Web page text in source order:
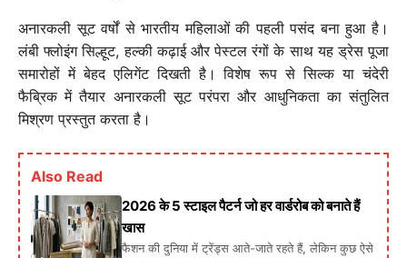
अनारकली सूट वर्षों से भारतीय महिलाओं की पहली पसंद बना हुआ है।
लंबी फ्लोइंग सिल्हूट, हल्की कढ़ाई और पेस्टल रंगों के साथ यह ड्रेस पूजा
समारोहों में बेहद एलिगेंट दिखती है। विशेष रूप से सिल्क या चंदेरी
फैब्रिक में तैयार अनारकली सूट परंपरा और आधुनिकता का संतुलित
मिश्रण प्रस्तुत करता है।
Also Read
2026 के 5 स्टाइल पैटर्न जो हर वार्डरोब को बनाते हैं
खास
फैशन की दुनिया में ट्रेंड्स आते-जाते रहते हैं, लेकिन कुछ ऐसे